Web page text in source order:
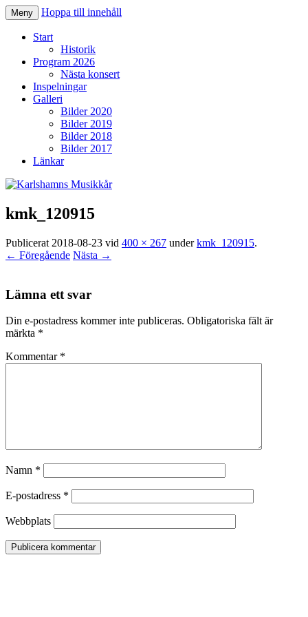
Karlshamns Musikkår
Meny Hoppa till innehåll
Start
Historik
Program 2026
Nästa konsert
Inspelningar
Galleri
Bilder 2020
Bilder 2019
Bilder 2018
Bilder 2017
Länkar
kmk_120915
Publicerat 2018-08-23 vid 400 × 267 underkmk_120915.
← Föregående Nästa →
Lämna ett svar
Din e-postadress kommer inte publiceras. Obligatoriska fält är
märkta *
Kommentar *
Namn *
E-postadress *
Webbplats